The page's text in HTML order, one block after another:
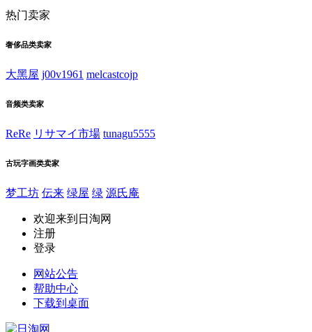
热门卖家
奢侈品类卖家
大黑屋 j00v1961 melcastcojp
音频类卖家
ReRe リサマイ市場 tunagu5555
古玩字画类卖家
梦工坊 伝来 绿屋 绿 源氏庵
欢迎来到日淘网
注册
登录
网站公告
帮助中心
下载到桌面